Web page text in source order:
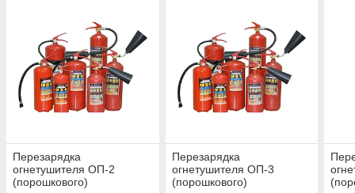
Перезарядка
огнетушителя ОП-2
(порошкового)
Перезарядка
огнетушителя ОП-3
(порошкового)